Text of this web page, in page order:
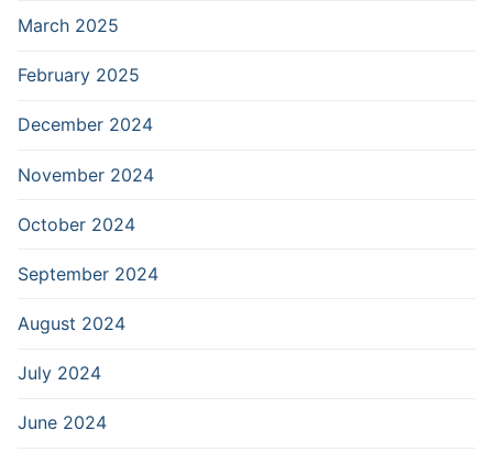
March 2025
February 2025
December 2024
November 2024
October 2024
September 2024
August 2024
July 2024
June 2024